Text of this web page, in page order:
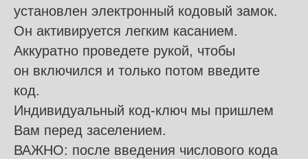
установлен электронный кодовый замок.
Он активируется легким касанием.
Аккуратно проведете рукой, чтобы
он включился и только потом введите
код.
Индивидуальный код-ключ мы пришлем
Вам перед заселением.
ВАЖНО: после введения числового кода